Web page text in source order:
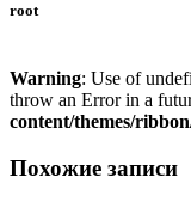
root
Warning: Use of
throw an Error in a
content/themes/
Похожие записи